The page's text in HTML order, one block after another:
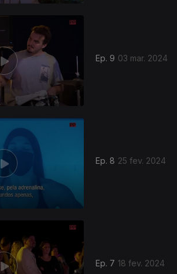
Ep. 9 03 mar. 2024
Ep. 8 25 fev. 2024
Ep. 7 18 fev. 2024